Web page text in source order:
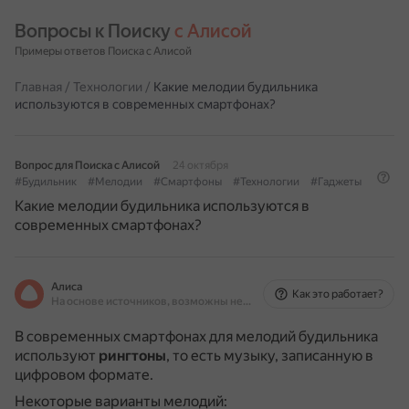
Вопросы к Поиску с Алисой
Примеры ответов Поиска с Алисой
Главная / Технологии / Какие мелодии будильника
используются в современных смартфонах?
Вопрос для Поиска с Алисой
24 октября
#Будильник
#Мелодии #Смартфоны #Технологии #Гаджеты
Какие мелодии будильника используются в
современных смартфонах?
Алиса
На основе источников, возможны неточности
Как это работает?
В современных смартфонах для мелодий будильника
используют рингтоны, то есть музыку, записанную в
цифровом формате.
Некоторые варианты мелодий: